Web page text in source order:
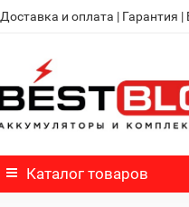
Доставка и оплата | Гарантия |
Каталог товаров